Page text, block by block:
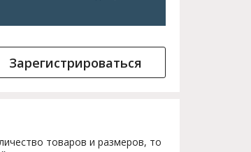
Зарегистрироваться
товаров и размеров, то